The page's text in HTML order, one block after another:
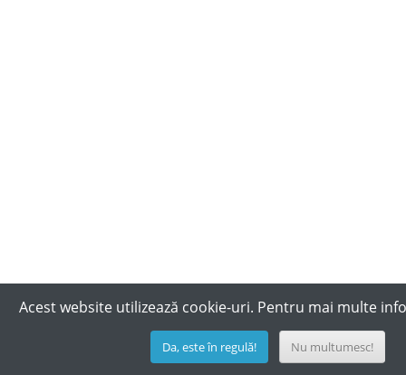
Acest website utilizează cookie-uri. Pentru mai multe
Da, este în regulă! Nu multumesc!